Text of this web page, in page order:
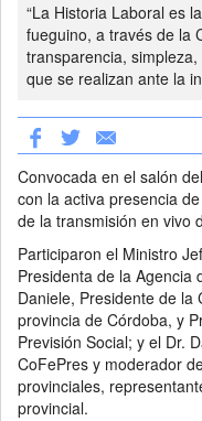
“La Historia Laboral es
fueguino, a través de la
transparencia,
que se realizan ante la
Convocada en el salón
con la activa presencia
de la transmisión en vivo
Participaron el Ministro
Presidenta de la Agencia
Daniele, Presidente de la
provincia de Córdoba, y
Previsión Social; y el Dr.
CoFePres y moderador
provinciales,
provincial.